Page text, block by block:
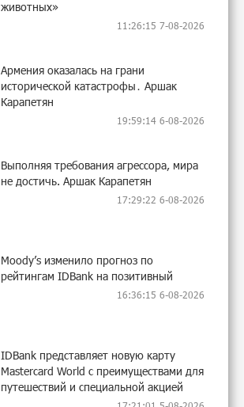
животных»
11:26:15 7-08-2026
Армения оказалась на грани
исторической катастрофы․ Аршак
Карапетян
19:59:14 6-08-2026
Выполняя требования агрессора, мира
не достичь. Аршак Карапетян
17:29:22 6-08-2026
Moody’s изменило прогноз по
рейтингам IDBank на позитивный
16:36:15 6-08-2026
IDBank представляет новую карту
Mastercard World с преимуществами для
путешествий и специальной акцией